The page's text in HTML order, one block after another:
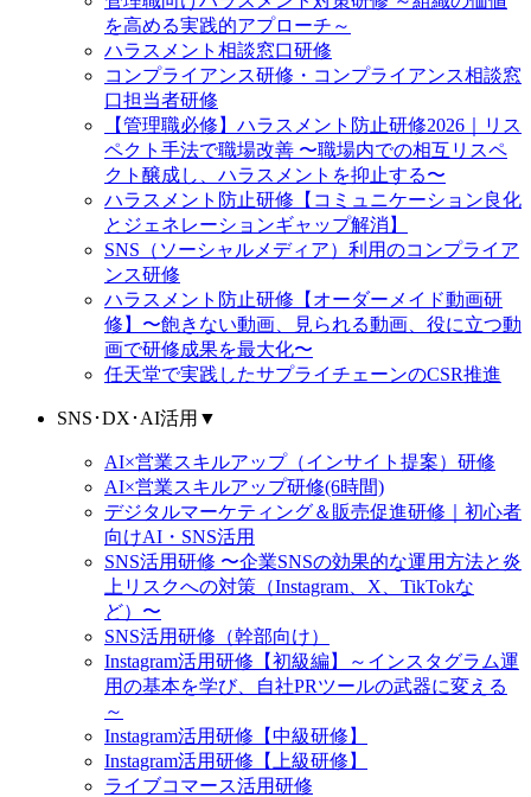
を高める実践的アプローチ～
ハラスメント相談窓口研修
コンプライアンス研修・コンプライアンス相談窓
口担当者研修
【管理職必修】ハラスメント防止研修2026｜リス
ペクト手法で職場改善 〜職場内での相互リスペ
クト醸成し、ハラスメントを抑止する〜
ハラスメント防止研修【コミュニケーション良化
とジェネレーションギャップ解消】
SNS（ソーシャルメディア）利用のコンプライア
ンス研修
ハラスメント防止研修【オーダーメイド動画研
修】〜飽きない動画、見られる動画、役に立つ動
画で研修成果を最大化〜
任天堂で実践したサプライチェーンのCSR推進
SNS･DX･AI活用 ▼
AI×営業スキルアップ（インサイト提案）研修
AI×営業スキルアップ研修(6時間)
デジタルマーケティング＆販売促進研修｜初心者
向けAI・SNS活用
SNS活用研修 〜企業SNSの効果的な運用方法と炎
上リスクへの対策（Instagram、X、TikTokな
ど）〜
SNS活用研修（幹部向け）
Instagram活用研修【初級編】～インスタグラム運
用の基本を学び、自社PRツールの武器に変える
～
Instagram活用研修【中級研修】
Instagram活用研修【上級研修】
ライブコマース活用研修